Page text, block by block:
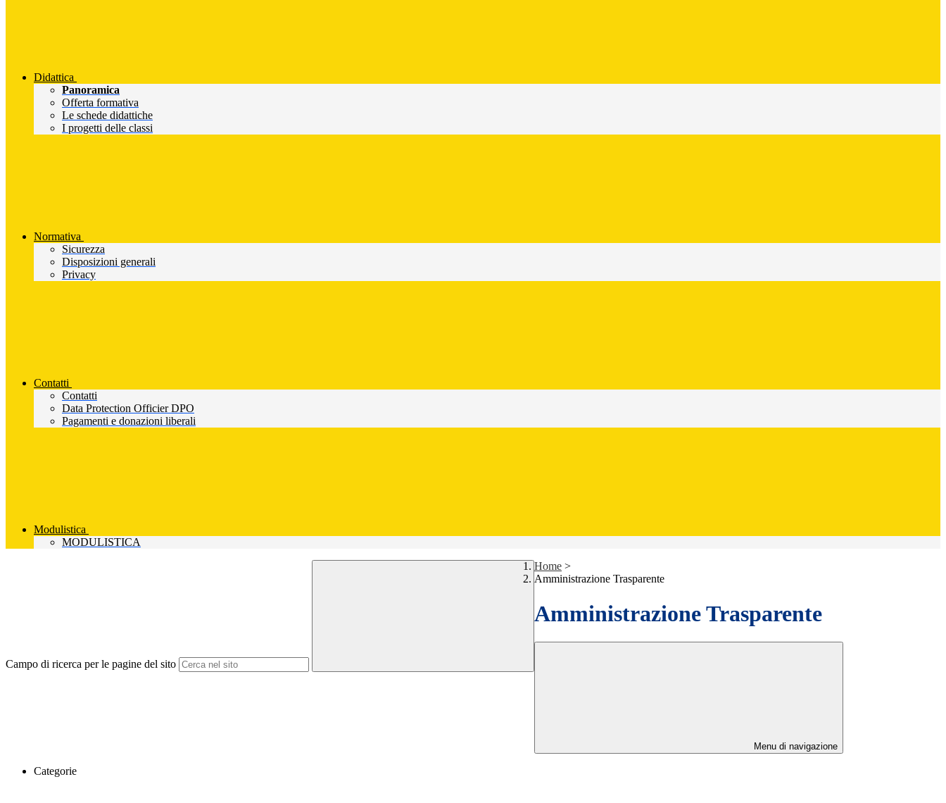
Didattica
Panoramica
Offerta formativa
Le schede didattiche
I progetti delle classi
Normativa
Sicurezza
Disposizioni generali
Privacy
Contatti
Contatti
Data Protection Officier DPO
Pagamenti e donazioni liberali
Modulistica
MODULISTICA
Campo di ricerca per le pagine del sito
Home >
Amministrazione Trasparente
Amministrazione Trasparente
Menu di navigazione
Categorie